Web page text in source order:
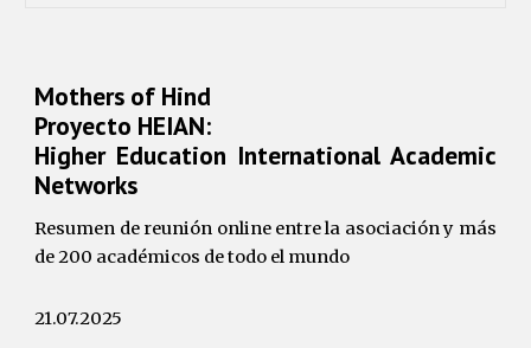
Mothers of Hind
Proyecto HEIAN:
Higher Education International Academic
Networks
Resumen de reunión online entre la asociación y más
de 200 académicos de todo el mundo
21.07.2025